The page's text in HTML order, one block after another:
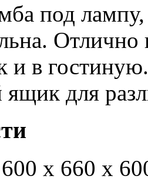
под
и в
для
х 660 х